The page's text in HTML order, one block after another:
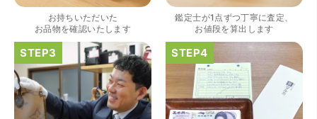
お持ちいただいた
お品物を確認いたします
鑑定士が1点ずつ丁寧に査定、
お値段を算出します